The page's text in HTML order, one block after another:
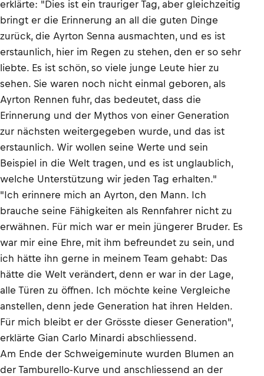
erklärte: "Dies ist ein trauriger Tag, aber gleichzeitig
bringt er die Erinnerung an all die guten Dinge
zurück, die Ayrton Senna ausmachten, und es ist
erstaunlich, hier im Regen zu stehen, den er so sehr
liebte. Es ist schön, so viele junge Leute hier zu
sehen. Sie waren noch nicht einmal geboren, als
Ayrton Rennen fuhr, das bedeutet, dass die
Erinnerung und der Mythos von einer Generation
zur nächsten weitergegeben wurde, und das ist
erstaunlich. Wir wollen seine Werte und sein
Beispiel in die Welt tragen, und es ist unglaublich,
welche Unterstützung wir jeden Tag erhalten."
"Ich erinnere mich an Ayrton, den Mann. Ich
brauche seine Fähigkeiten als Rennfahrer nicht zu
erwähnen. Für mich war er mein jüngerer Bruder. Es
war mir eine Ehre, mit ihm befreundet zu sein, und
ich hätte ihn gerne in meinem Team gehabt: Das
hätte die Welt verändert, denn er war in der Lage,
alle Türen zu öffnen. Ich möchte keine Vergleiche
anstellen, denn jede Generation hat ihren Helden.
Für mich bleibt er der Grösste dieser Generation",
erklärte Gian Carlo Minardi abschliessend.
Am Ende der Schweigeminute wurden Blumen an
der Tamburello-Kurve und anschliessend an der